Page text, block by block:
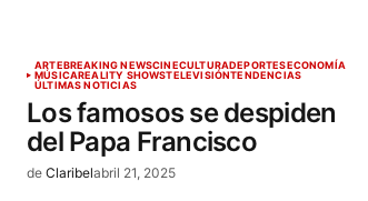
ARTEBREAKING NEWSCINECULTURADEPORTESECONOMÍA
MÚSICAREALITY SHOWSTELEVISIÓNTENDENCIAS
ÚLTIMAS NOTICIAS
Los famosos se despiden
del Papa Francisco
de Claribelabril 21, 2025